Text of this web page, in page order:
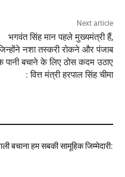
Next article
भगवंत सिंह मान पहले मुख्यमंत्री हैं,
नशा तस्करी रोकने और पंजाब
पानी बचाने के लिए ठोस कदम उठाए
: वित्त मंत्री हरपाल सिंह चीमा
बचाना हम सबकी सामूहिक जिम्मेदारी: